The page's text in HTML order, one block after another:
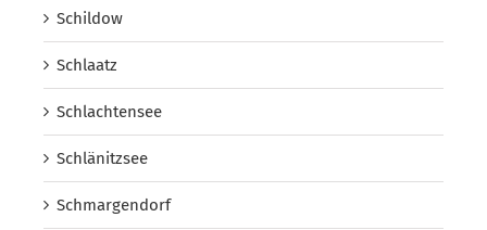
Schildow
Schlaatz
Schlachtensee
Schlänitzsee
Schmargendorf